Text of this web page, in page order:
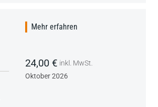
Mehr erfahren
24,00 € inkl. MwSt.
Oktober 2026